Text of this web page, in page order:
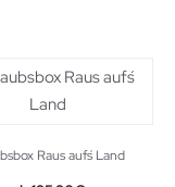
Raus auf´s Land